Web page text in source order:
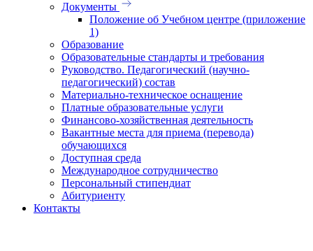
Документы
Положение об Учебном центре (приложение
1)
Образование
Образовательные стандарты и требования
Руководство. Педагогический (научно-
педагогический) состав
Материально-техническое оснащение
Платные образовательные услуги
Финансово-хозяйственная деятельность
Вакантные места для приема (перевода)
обучающихся
Доступная среда
Международное сотрудничество
Персональный стипендиат
Абитуриенту
Контакты